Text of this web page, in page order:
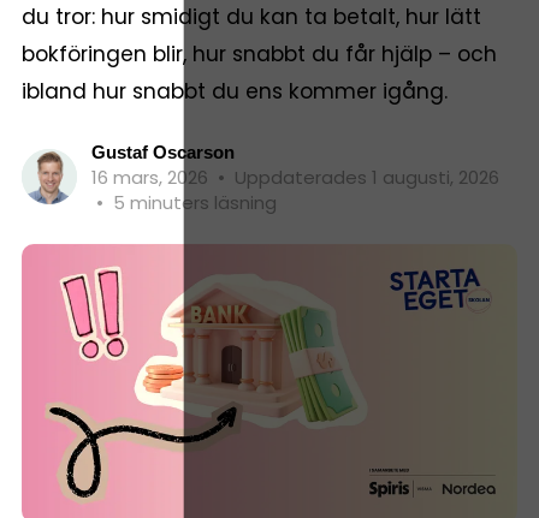
du tror: hur smidigt du kan ta betalt, hur lätt
bokföringen blir, hur snabbt du får hjälp – och
ibland hur snabbt du ens kommer igång.
Gustaf Oscarson
16 mars, 2026 • Uppdaterades 1 augusti, 2026
• 5 minuters läsning